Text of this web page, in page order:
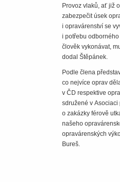
Provoz vlaků, ať již
zabezpečit úsek
i opravárenství se
i potřebu
člověk vykonávat,
dodal Štěpánek.
Podle člena
co nejvíce oprav
v ČD respektive
sdružené v
o zakázky férově
našeho
opravárenských
Bureš.